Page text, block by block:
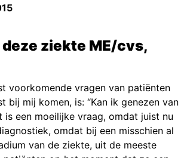
deze ziekte ME/cvs,
voorkomende vragen van patiënten
bij mij komen, is: “Kan ik genezen van
is een moeilijke vraag, omdat juist nu
omdat bij een misschien al
van de ziekte, uit de meeste